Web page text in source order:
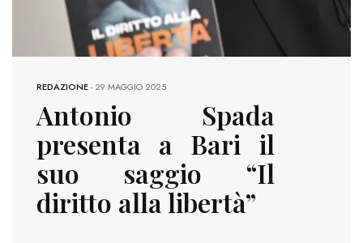
REDAZIONE-29 MAGGIO 2025
Antonio Spada
presenta a Bari il
suo saggio “Il
diritto alla libertà”